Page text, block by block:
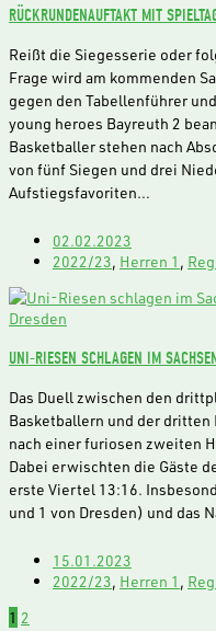
RÜCKRUNDENAUFTAKT MIT
Reißt die Siegesserie oder
Frage wird am kommenden
gegen den Tabellenführer
young heroes Bayreuth 2
Basketballer stehen nach
von fünf Siegen und drei
Aufstiegsfavoriten…
02.02.2023
2022/23, Herren 1 ,
UNI-RIESEN SCHLAGEN IM
Das Duell zwischen den
Basketballern und der dritten
nach einer furiosen zweiten
Dabei erwischten die Gäste
erste Viertel 13:16.
und 1 von Dresden) und das
15.01.2023
2022/23, Herren 1 ,
1 2